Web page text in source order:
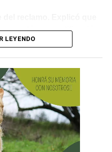
una certificación
bancaria.
en una pregunta: cuál
real.
apareció en los
de Recaudación
que el progenitor
vinculadas con
LEYENDO